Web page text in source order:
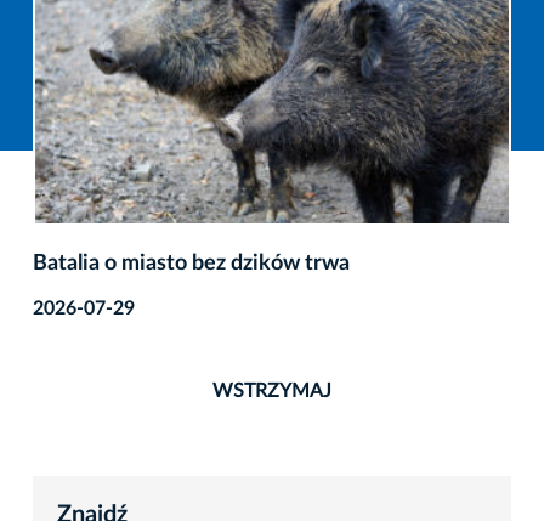
Batalia o miasto bez dzików trwa
2026-07-29
WSTRZYMAJ
Znajdź